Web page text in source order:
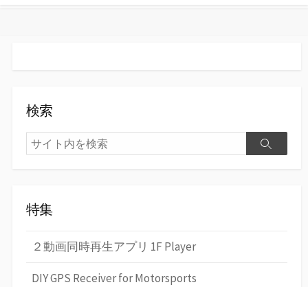
検索
検
索
検
特集
２動画同時再生アプリ 1F Player
DIY GPS Receiver for Motorsports